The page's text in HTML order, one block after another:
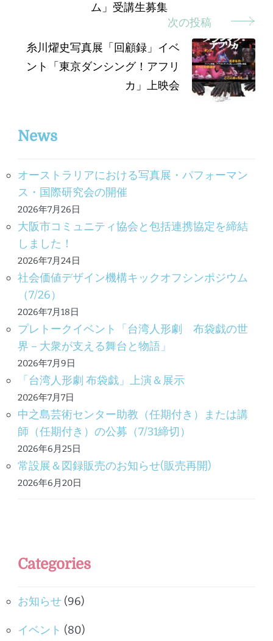
ョ
ン
ム」受講生募集
次の投稿
糸川燿史写真展「回顧録」イベ
ント「東京ダンシング！アフリ
カ」上映会
News
オーストラリアにおける写真展・パフォーマン
ス・国際研究会の開催
2026年7月26日
大阪市コミュニティ協会と包括連携協定を締結
しました！
2026年7月24日
社会価値デザイン機構キックオフシンポジウム
（7/26）
2026年7月18日
プレトークイベント「台湾人形劇 布袋戯の世
界－大衆が支える舞台と物語」
2026年7月9日
「台湾人形劇 布袋戯」上演＆展示
2026年7月7日
中之島芸術センター助教（任期付き）または講
師（任期付き）の公募（7/31締切）
2026年6月25日
常設展＆図録販売のお知らせ(販売再開)
2026年6月20日
Categories
お知らせ (96)
イベント (80)